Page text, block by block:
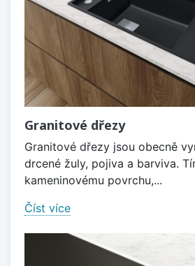
Granitové dřezy
Granitové dřezy jsou obecně
drcené žuly, pojiva a barviva.
kameninovému povrchu,...
Číst více